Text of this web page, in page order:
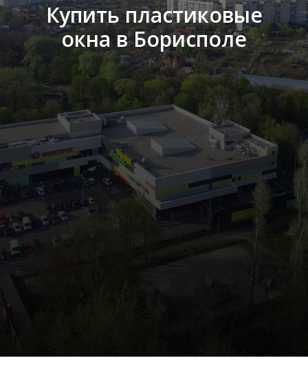
Купить пластиковые
окна в Борисполе